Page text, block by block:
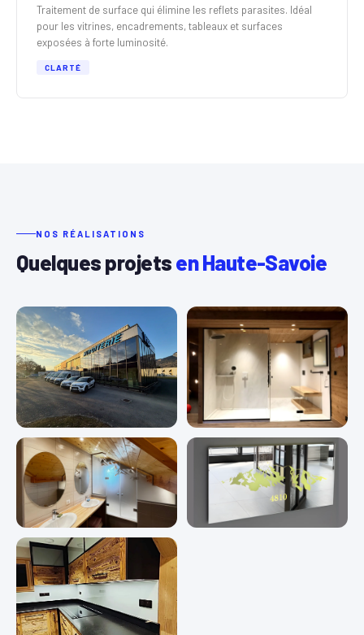
Traitement de surface qui élimine les reflets parasites. Idéal
pour les vitrines, encadrements, tableaux et surfaces
exposées à forte luminosité.
CLARTÉ
NOS RÉALISATIONS
Quelques projetsen Haute-Savoie